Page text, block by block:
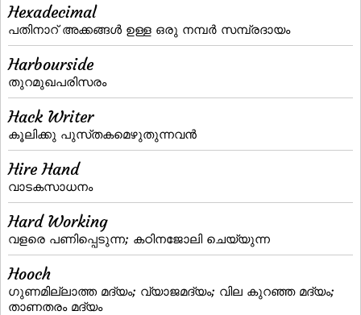
Hexadecimal
പതിനാറ് അക്കങ്ങൾ ഉള്ള ഒരു നമ്പർ സമ്പ്രദായം
Harbourside
തുറമുഖപരിസരം
Hack Writer
കൂലിക്കു പുസ്‌തകമെഴുതുന്നവന്‍
Hire Hand
വാടകസാധനം
Hard Working
വളരെ പണിപ്പെടുന്ന; കഠിനജോലി ചെയ്യുന്ന
Hooch
ഗുണമില്ലാത്ത മദ്യം; വ്യാജമദ്യം; വില കുറഞ്ഞ മദ്യം;
താണതരം മദ്യം